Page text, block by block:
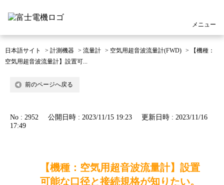
メニュー
日本語サイト > 計測機器 > 流量計 > 空気用超音波流量計(FWD) >
【機種：
空気用超音波流量計】設置可...
前のページへ戻る
No : 2952 公開日時 : 2023/11/15 19:23
更新日時 : 2023/11/16
17:49
【機種：空気用超音波流量計】設置
可能な口径と接続規格が知りたい。